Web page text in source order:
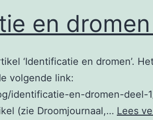
en
‘Identificatie en dromen’.
volgende link:
identificatie-en-dromen-deel-
(zie Droomjournaal,… Lees